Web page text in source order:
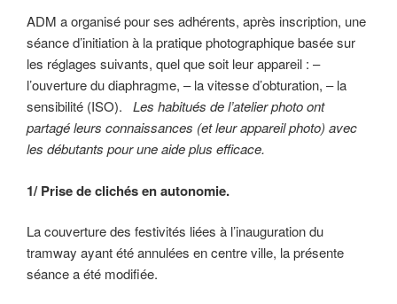
ADM a organisé pour ses adhérents, après inscription, une
séance d’initiation à la pratique photographique basée sur
les réglages suivants, quel que soit leur appareil : –
l’ouverture du diaphragme, – la vitesse d’obturation, – la
sensibilité (ISO). Les habitués de l’atelier photo ont
partagé leurs connaissances (et leur appareil photo) avec
les débutants pour une aide plus efficace.
1/ Prise de clichés en autonomie.
La couverture des festivités liées à l’inauguration du
tramway ayant été annulées en centre ville, la présente
séance a été modifiée.